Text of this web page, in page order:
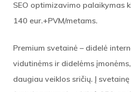
SEO optimizavimo palaikymas
140 eur.+PVM/metams.
Premium svetainė – didelė
vidutinėms ir didelėms
daugiau veiklos sričių. Į